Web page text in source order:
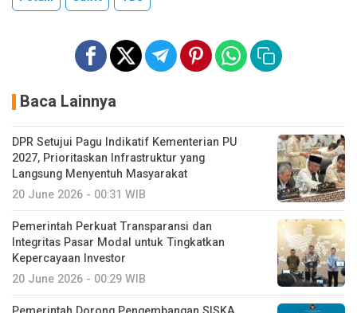
Baca Lainnya
DPR Setujui Pagu Indikatif Kementerian PU
2027, Prioritaskan Infrastruktur yang
Langsung Menyentuh Masyarakat
20 June 2026 - 00:31 WIB
Pemerintah Perkuat Transparansi dan
Integritas Pasar Modal untuk Tingkatkan
Kepercayaan Investor
20 June 2026 - 00:29 WIB